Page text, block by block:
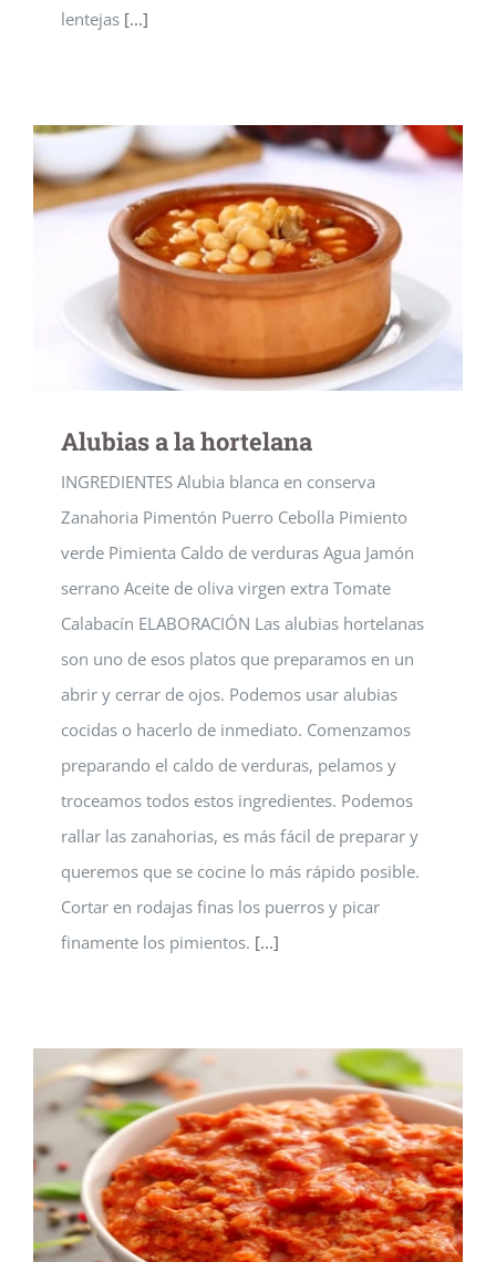
lentejas [...]
Alubias a la hortelana
INGREDIENTES Alubia blanca en conserva
Zanahoria Pimentón Puerro Cebolla Pimiento
verde Pimienta Caldo de verduras Agua Jamón
serrano Aceite de oliva virgen extra Tomate
Calabacín ELABORACIÓN Las alubias hortelanas
son uno de esos platos que preparamos en un
abrir y cerrar de ojos. Podemos usar alubias
cocidas o hacerlo de inmediato. Comenzamos
preparando el caldo de verduras, pelamos y
troceamos todos estos ingredientes. Podemos
rallar las zanahorias, es más fácil de preparar y
queremos que se cocine lo más rápido posible.
Cortar en rodajas finas los puerros y picar
finamente los pimientos. [...]